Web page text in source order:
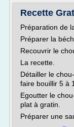
Recette
Préparation de
Préparer la
Recouvrir le
La recette.
Détailler le
faire bouillir 5 à
Egoutter le
plat à gratin.
Préparer une